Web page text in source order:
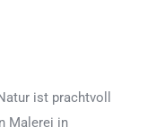
ist prachtvoll
Malerei in